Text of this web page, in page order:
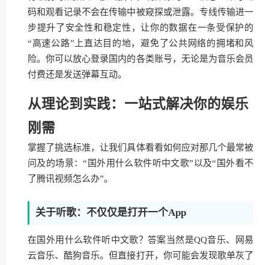
码和观看记录不会在传输中被窥探或泄露。专线传输进一
步提升了安全性和稳定性，让你的数据在一条受保护的
“高速公路”上直达目的地，避免了公共网络的拥堵和风
险。你可以放心登录国内的各类账号，无论是为音乐会员
付费还是发送弹幕互动。
从理论到实践：一站式解决你的娱乐
刚需
掌握了挑选标准，让我们具体看看如何应对那几个最常被
问及的场景：“国外用什么软件听中文歌”以及“国外看不
了腾讯视频怎么办”。
关于听歌：不仅仅是打开一个App
在国外用什么软件听中文歌？答案当然是QQ音乐、网易
云音乐、酷狗音乐。但直接打开，你可能会发现歌单灰了